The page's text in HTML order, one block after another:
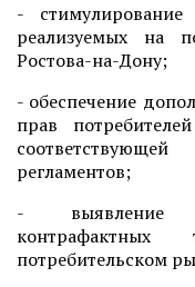
- стимулирование
реализуемых на
Ростова-на-Дону;
- обеспечение
прав
регламентов;
- выявление
потребительском